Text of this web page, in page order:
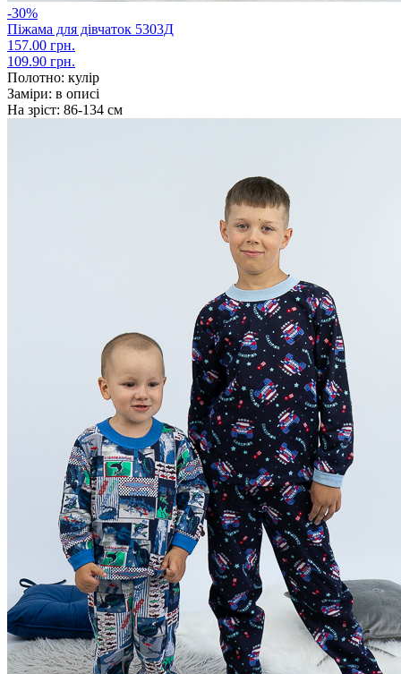
-30%
Піжама для дівчаток 5303Д
157.00 грн.
109.90 грн.
Полотно: кулір
Заміри: в описі
На зріст: 86-134 см